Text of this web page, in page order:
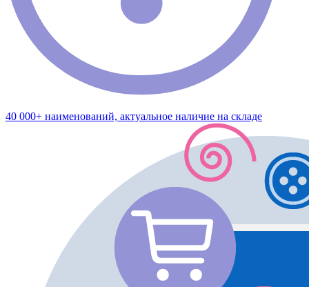
40 000+ наименований, актуальное наличие на складе